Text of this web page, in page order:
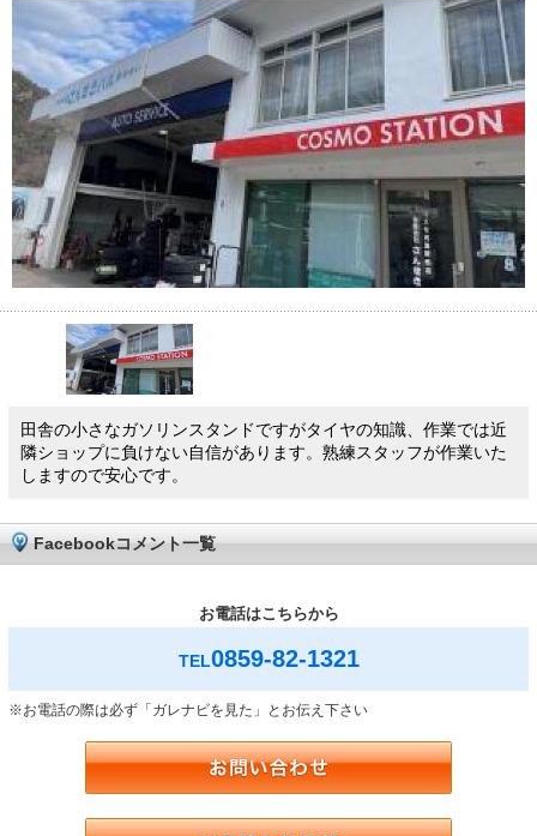
田舎の小さなガソリンスタンドですがタイヤの知識、作業では近
隣ショップに負けない自信があります。熟練スタッフが作業いた
しますので安心です。
Facebookコメント一覧
お電話はこちらから
TEL0859-82-1321
※お電話の際は必ず「ガレナビを見た」とお伝え下さい